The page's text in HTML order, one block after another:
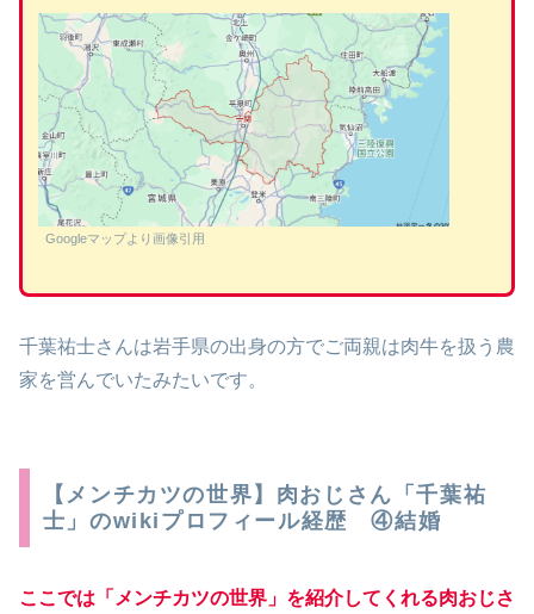
Googleマップより画像引用
千葉祐士さんは岩手県の出身の方でご両親は肉牛を扱う農
家を営んでいたみたいです。
【メンチカツの世界】肉おじさん「千葉祐
士」のwikiプロフィール経歴 ④結婚
ここでは「メンチカツの世界」を紹介してくれる肉おじさ